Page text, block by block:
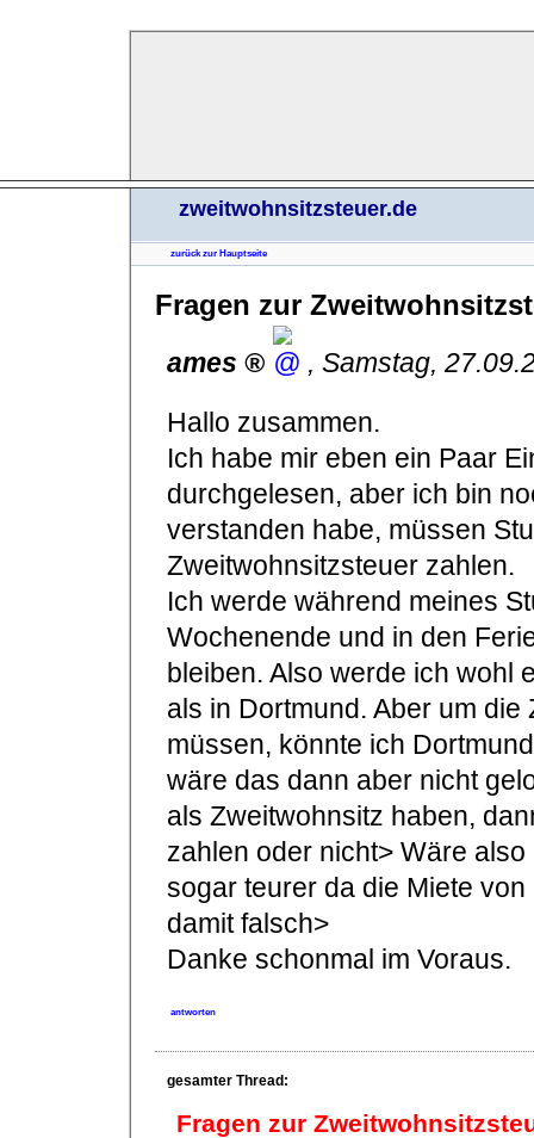
zweitwohnsitzsteuer.de
zurück zur Hauptseite
Fragen zur
ames
, Samstag,
Hallo zusammen.
Ich habe mir eben ein Paar
durchgelesen, aber ich bin
verstanden habe, müssen
Zweitwohnsitzsteuer zahlen.
Ich werde während meines
Wochenende und in den
bleiben. Also werde ich wohl
als in Dortmund. Aber um
müssen, könnte ich
wäre das dann aber nicht
als Zweitwohnsitz haben,
zahlen oder nicht> Wäre
sogar teurer da die Miete
damit falsch>
Danke schonmal im Voraus.
antworten
gesamter Thread:
Fragen zur